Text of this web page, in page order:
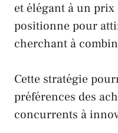
et élégant à un
positionne pour
cherchant à
Cette stratégie
préférences des
concurrents à